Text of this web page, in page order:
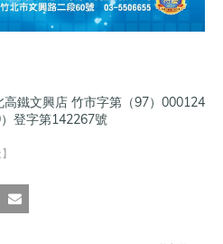
鐵文興店 竹市字第（97）000124
登字第142267號